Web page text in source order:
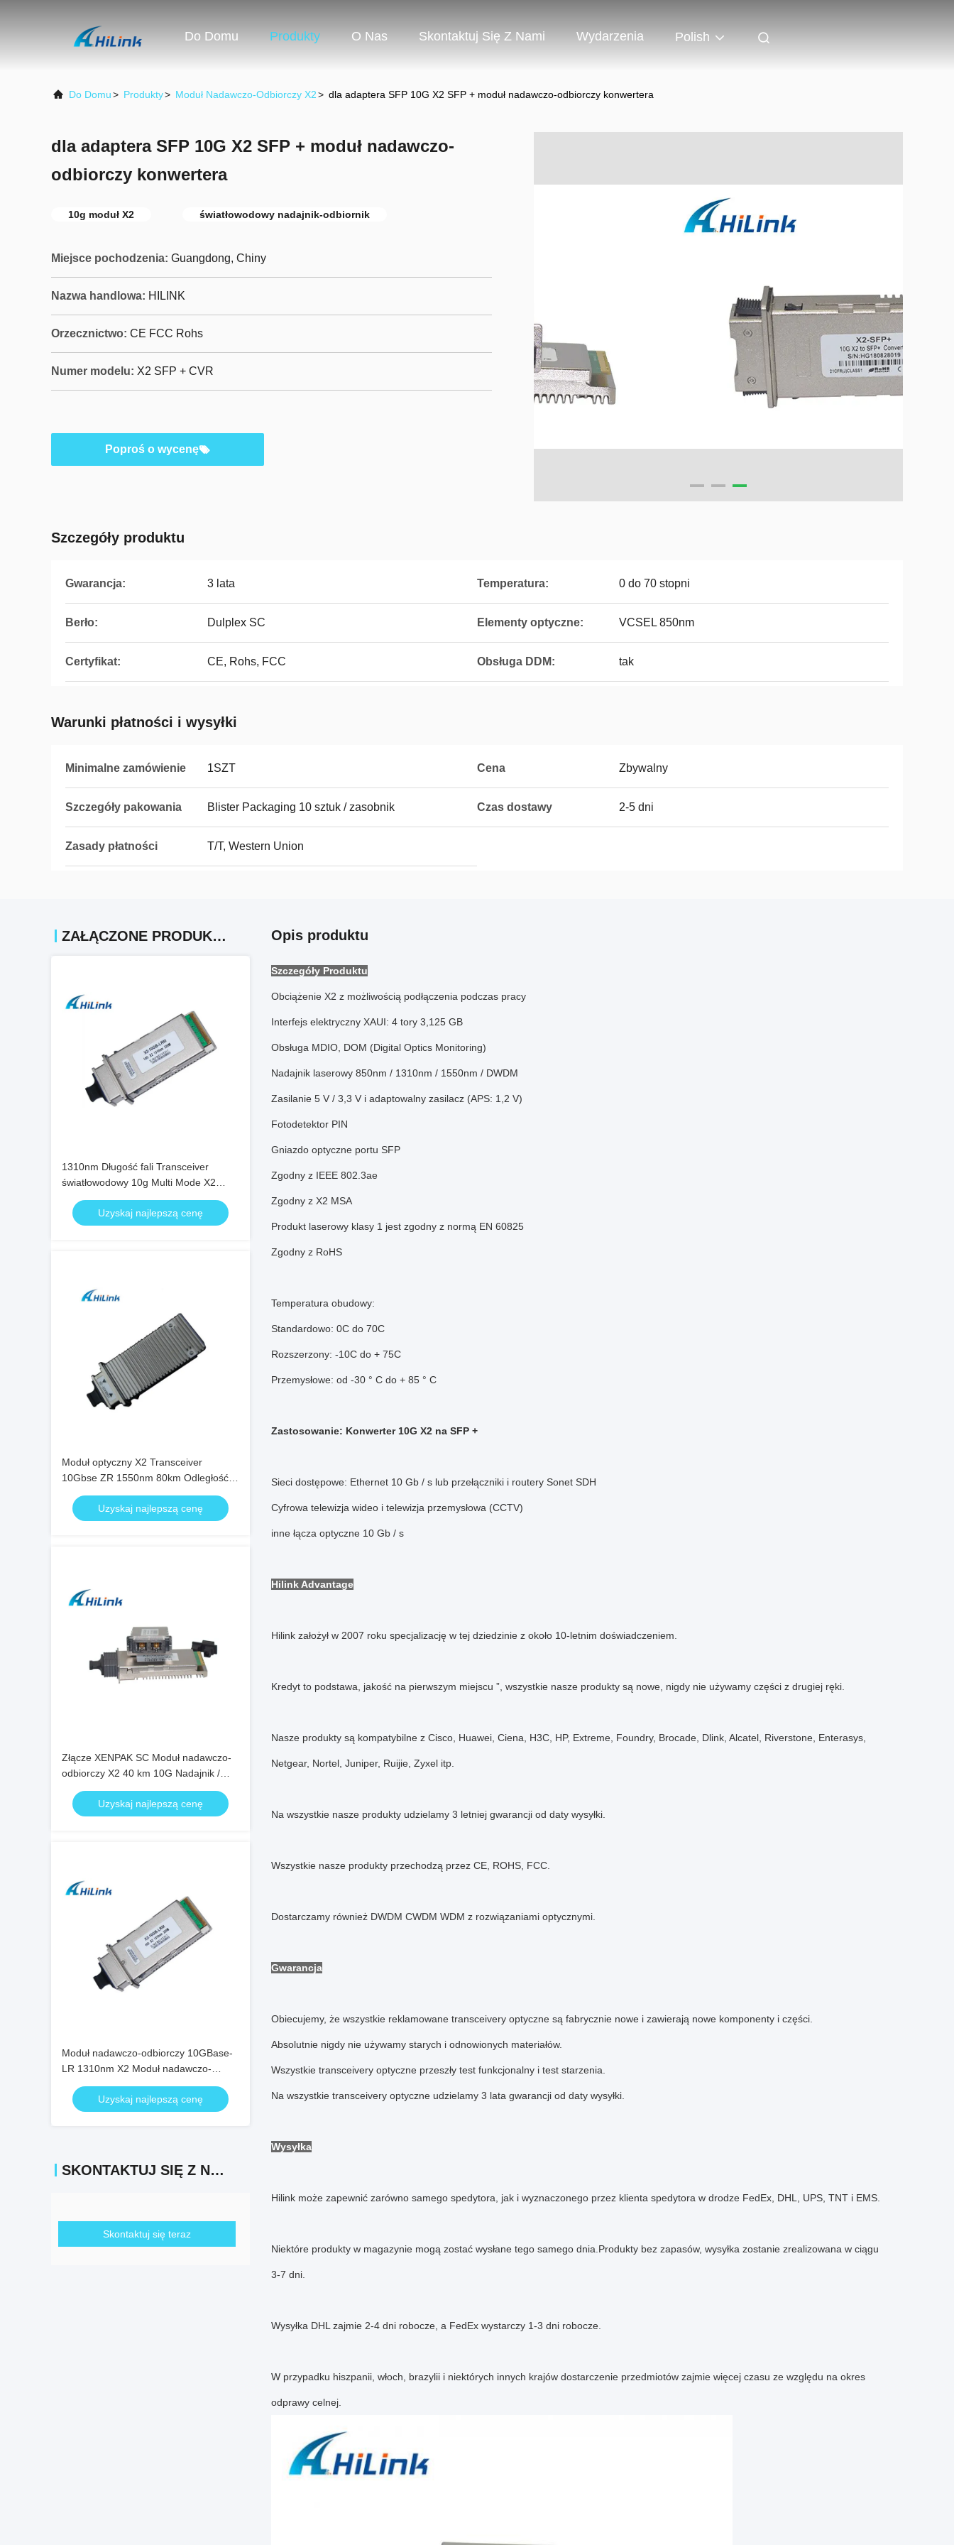
Do Domu Produkty O Nas Skontaktuj Się Z Nami Wydarzenia Polish
Do Domu> Produkty> Moduł Nadawczo-Odbiorczy X2> dla adaptera SFP 10G X2 SFP + moduł nadawczo-odbiorczy konwertera
dla adaptera SFP 10G X2 SFP + moduł nadawczo-
odbiorczy konwertera
10g moduł X2 światłowodowy nadajnik-odbiornik
Miejsce pochodzenia: Guangdong, Chiny
Nazwa handlowa: HILINK
Orzecznictwo: CE FCC Rohs
Numer modelu: X2 SFP + CVR
Poproś o wycenę
Szczegóły produktu
Gwarancja: 3 lata Temperatura: 0 do 70 stopni
Berło: Dulplex SC Elementy optyczne: VCSEL 850nm
Certyfikat: CE, Rohs, FCC Obsługa DDM: tak
Warunki płatności i wysyłki
Minimalne zamówienie 1SZT Cena Zbywalny
Szczegóły pakowania Blister Packaging 10 sztuk / zasobnik Czas dostawy 2-5 dni
Zasady płatności T/T, Western Union
ZAŁĄCZONE PRODUKTY
1310nm Długość fali Transceiver
światłowodowy 10g Multi Mode X2
Transcevier Lrm Duplex SC Złącze
Uzyskaj najlepszą cenę
Moduł optyczny X2 Transceiver
10Gbse ZR 1550nm 80km Odległość 3
lata gwarancji
Uzyskaj najlepszą cenę
Złącze XENPAK SC Moduł nadawczo-
odbiorczy X2 40 km 10G Nadajnik /
odbiornik 1550nm Długość fali
Uzyskaj najlepszą cenę
Moduł nadawczo-odbiorczy 10GBase-
LR 1310nm X2 Moduł nadawczo-
odbiorczy 10KM X2 X2-10GB-LR
Uzyskaj najlepszą cenę
SKONTAKTUJ SIĘ Z NAMI
Skontaktuj się teraz
Opis produktu
Szczegóły Produktu
Obciążenie X2 z możliwością podłączenia podczas pracy
Interfejs elektryczny XAUI: 4 tory 3,125 GB
Obsługa MDIO, DOM (Digital Optics Monitoring)
Nadajnik laserowy 850nm / 1310nm / 1550nm / DWDM
Zasilanie 5 V / 3,3 V i adaptowalny zasilacz (APS: 1,2 V)
Fotodetektor PIN
Gniazdo optyczne portu SFP
Zgodny z IEEE 802.3ae
Zgodny z X2 MSA
Produkt laserowy klasy 1 jest zgodny z normą EN 60825
Zgodny z RoHS
Temperatura obudowy:
Standardowo: 0C do 70C
Rozszerzony: -10C do + 75C
Przemysłowe: od -30 ° C do + 85 ° C
Zastosowanie: Konwerter 10G X2 na SFP +
Sieci dostępowe: Ethernet 10 Gb / s lub przełączniki i routery Sonet SDH
Cyfrowa telewizja wideo i telewizja przemysłowa (CCTV)
inne łącza optyczne 10 Gb / s
Hilink Advantage
Hilink założył w 2007 roku specjalizację w tej dziedzinie z około 10-letnim doświadczeniem.
Kredyt to podstawa, jakość na pierwszym miejscu ”, wszystkie nasze produkty są nowe, nigdy nie używamy części z drugiej ręki.
Nasze produkty są kompatybilne z Cisco, Huawei, Ciena, H3C, HP, Extreme, Foundry, Brocade, Dlink, Alcatel, Riverstone, Enterasys,
Netgear, Nortel, Juniper, Ruijie, Zyxel itp.
Na wszystkie nasze produkty udzielamy 3 letniej gwarancji od daty wysyłki.
Wszystkie nasze produkty przechodzą przez CE, ROHS, FCC.
Dostarczamy również DWDM CWDM WDM z rozwiązaniami optycznymi.
Gwarancja
Obiecujemy, że wszystkie reklamowane transceivery optyczne są fabrycznie nowe i zawierają nowe komponenty i części.
Absolutnie nigdy nie używamy starych i odnowionych materiałów.
Wszystkie transceivery optyczne przeszły test funkcjonalny i test starzenia.
Na wszystkie transceivery optyczne udzielamy 3 lata gwarancji od daty wysyłki.
Wysyłka
Hilink może zapewnić zarówno samego spedytora, jak i wyznaczonego przez klienta spedytora w drodze FedEx, DHL, UPS, TNT i EMS.
Niektóre produkty w magazynie mogą zostać wysłane tego samego dnia.Produkty bez zapasów, wysyłka zostanie zrealizowana w ciągu
3-7 dni.
Wysyłka DHL zajmie 2-4 dni robocze, a FedEx wystarczy 1-3 dni robocze.
W przypadku hiszpanii, włoch, brazylii i niektórych innych krajów dostarczenie przedmiotów zajmie więcej czasu ze względu na okres
odprawy celnej.